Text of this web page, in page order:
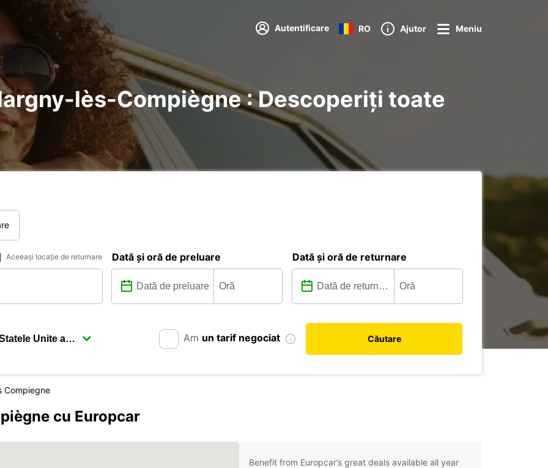
Autentificare RO Ajutor Meniu
lès-Compiègne : Descoperiți toate
Aceeași locație de returnare Dată și oră de preluare Dată și oră de returnare
Am un tarif negociat Căutare
Compiegne
cu Europcar
Benefit from Europcar’s great deals available all year